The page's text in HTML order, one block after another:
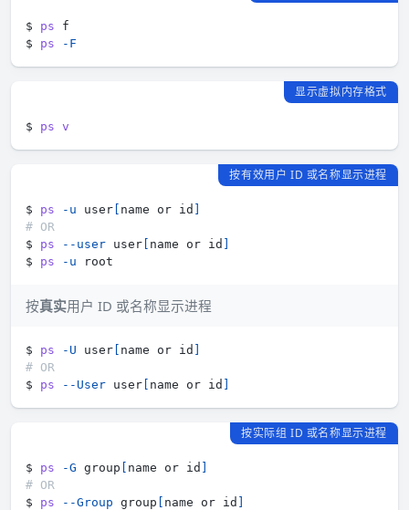
$ ps
$ ps -F
显示虚拟内存格式
$ ps v
按有效用户 ID 或名称显示进程
$ ps -u user name or id
# OR
$ ps --user user name or id
$ ps -u
按真实用户 ID 或名称显示进程
$ ps -U user name or id
# OR
$ ps --User user name or id
按实际组 ID 或名称显示进程
$ ps -G group name or id
# OR
$ ps --Group group name or id